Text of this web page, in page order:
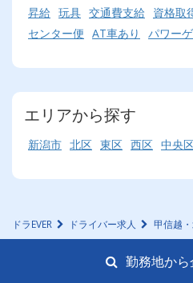
昇給 玩具 交通費支給 資格取
センター便 AT車あり パワー
エリアから探す
新潟市 北区 東区 西区 中央
ドラEVER ドライバー求人 甲信越
勤務地か